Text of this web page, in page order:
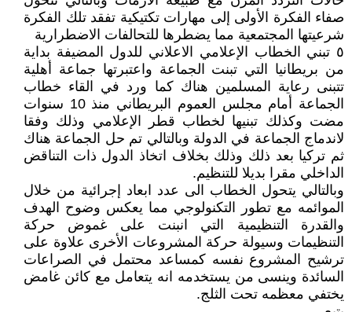
صفاء الفكرة الأولى إلى مهارات تكتيكية تفقد تلك الفكرة
شرعيتها المجتمعية مما يضطرها للتحالفات الاضطرارية
٥ تبني الخطاب الإعلامي الاعلاني للدول المضيفة بداية
من بريطانيا التي تبنت الجماعة واعتبرتها جماعة أهلية
تتبنى رعاية المسلمين هناك كما ورد في القاء خطاب
الجماعة أمام مجلس العموم البريطاني منذ 10 سنوات
مضت وكذلك تبنيها لخطاب قطر الإعلامي وذلك وفقا
لاندماج الجماعة في الدولة وبالتالي تم حل الجماعة هناك
ثم تركيا بعد ذلك وذلك بخلاف اتخاذ الدول ذات التناقض
الداخلي مقرا بديلا للتنظيم.
وبالتالي يتحول الخطاب الى عدد ابعاد إجرائية من خلال
الموائمه مع تطور التكنولوجي مما يعكس وضوح الهدف
والقدرة التنظيمية التي انبنت على غموض حركة
التنظيمات وسيولة حركة المشروعات الأخرى علاوة على
ترشيح المشروع نفسه كمساعد محتمل في الصراعات
السائدة وينسى من يستخدمه انه يتعامل مع كائن غامض
يختفي معظمه تحت الثلج.